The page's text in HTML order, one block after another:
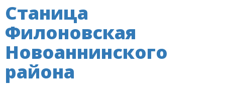
Станица
Филоновская
Новоаннинского
района